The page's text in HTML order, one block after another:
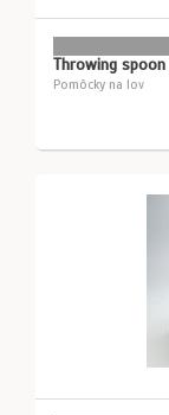
Throwing
Pomôcky na lov